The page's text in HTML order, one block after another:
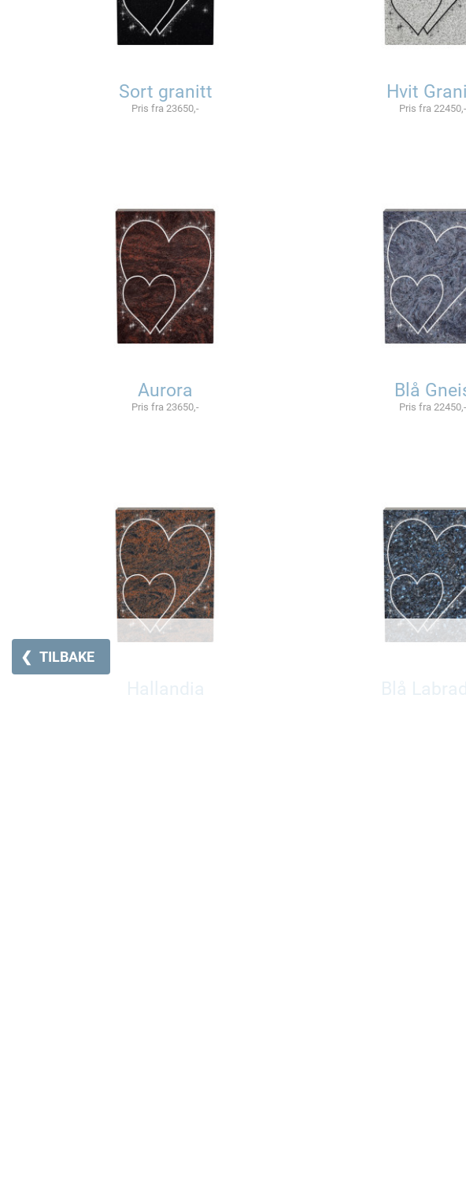
Sort granitt
Pris fra 23650,-
Hvit
Pris fra 22450,-
Aurora
Pris fra 23650,-
Blå
Pris fra 22450,-
❮ TILBAKE